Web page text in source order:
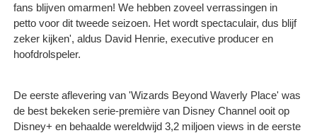
fans blijven omarmen! We hebben zoveel verrassingen in
petto voor dit tweede seizoen. Het wordt spectaculair, dus blijf
zeker kijken', aldus David Henrie, executive producer en
hoofdrolspeler.
De eerste aflevering van 'Wizards Beyond Waverly Place' was
de best bekeken serie-première van Disney Channel ooit op
Disney+ en behaalde wereldwijd 3,2 miljoen views in de eerste